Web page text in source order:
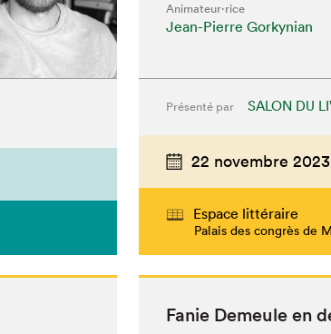
Animateur⋅rice
Jean-Pierre Gorkynian
Présenté par SALON DU
22 novembre
Espace littéraire
Palais des congrès de
Fanie Demeule en